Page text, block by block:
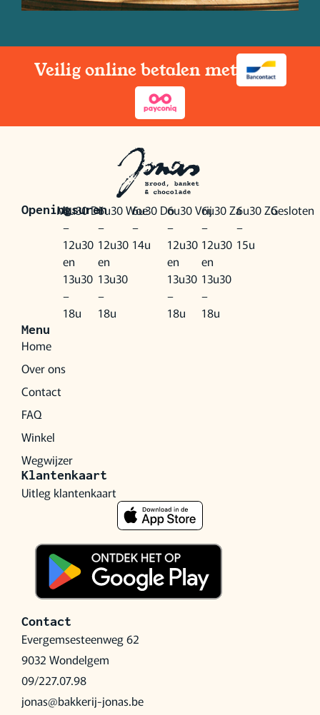
Veilig online betalen met
Openingsuren
Ma6u30
–
12u30
en
13u30
–
18u
Di6u30
–
12u30
en
13u30
–
18u
Woe
6u30
–
14u
Do6u30
–
12u30
en
13u30
–
18u
Vrij
6u30
–
12u30
en
13u30
–
18u
Za6u30
–
15u
ZoGesloten
Menu
Home
Over ons
Contact
FAQ
Winkel
Wegwijzer
Klantenkaart
Uitleg klantenkaart
Contact
Evergemsesteenweg 62
9032 Wondelgem
09/227.07.98
jonas@bakkerij-jonas.be